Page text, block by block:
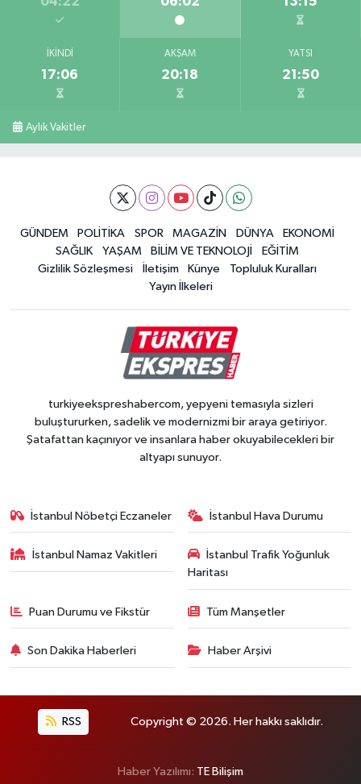
İKINDI
17:06
AKŞAM
20:18
YATSI
21:50
Aylık Vakitler
GÜNDEM POLİTİKA SPOR MAGAZİN DÜNYA
EKONOMİ
SAĞLIK
YAŞAM BİLİM VE TEKNOLOJİ
EĞİTİM
Gizlilik Sözleşmesi
İletişim Künye
Topluluk Kuralları
Yayın İlkeleri
turkiyeekspreshabercom, yepyeni temasıyla sizleri
buluştururken, sadelik ve modernizmi bir araya getiriyor.
Şatafattan kaçınıyor ve insanlara haber okuyabilecekleri bir
altyapı sunuyor.
İstanbul Nöbetçi Eczaneler İstanbul Hava Durumu
İstanbul Namaz Vakitleri
İstanbul Trafik Yoğunluk
Haritası
Puan Durumu ve Fikstür Tüm Manşetler
Son Dakika Haberleri Haber Arşivi
RSS Copyright © 2026. Her hakkı saklıdır.
Haber Yazılımı: TE Bilişim